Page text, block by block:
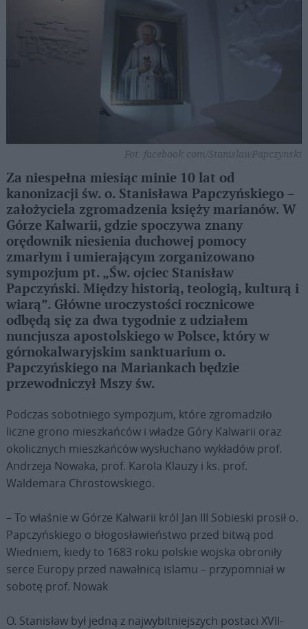
Fot. facebook.com/StanislawPapczynski
Za niespełna miesiąc minie 10 lat od
kanonizacji św. o. Stanisława Papczyńskiego –
założyciela zgromadzenia księży marianów. W
Górze Kalwarii, gdzie spoczywa znany
orędownik niesienia duchowej pomocy
zmarłym i umierającym zorganizowano
sympozjum pt. „Św. ojciec Stanisław
Papczyński. Między historią, teologią, kulturą i
wiarą”. Główne uroczystości rocznicowe
odbędą się za dwa tygodnie z udziałem
nuncjusza apostolskiego w Polsce, który w
górnokalwaryjskim sanktuarium o.
Papczyńskiego na Mariankach będzie
przewodniczył Mszy św.
Podczas sobotniego sympozjum, które zgromadziło
liczne grono mieszkańców i władze Góry Kalwarii oraz
okolicznych mieszkańców wysłuchano wykładów prof.
Andrzeja Nowaka, prof. Karola Klauzy i ks. prof.
Waldemara Chrostowskiego.
– To właśnie w Górze Kalwarii król Jan III Sobieski prosił o.
Papczyńskiego o błogosławieństwo przed bitwą pod
Wiedniem, kiedy to 1683 roku polskie wojska obroniły
serce Europy przed nawałnicą islamu – przypomniał w
sobotę prof. Nowak
O. Stanisław był jedną z najwybitniejszych postaci XVII-